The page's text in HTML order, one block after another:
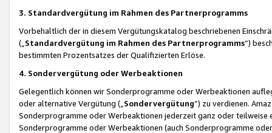
3. Standardvergütung im Rahmen des Partnerprogramms
Vorbehaltlich der in diesem Vergütungskatalog beschriebenen
(„ Standardvergütung im Rahmen des Partnerprogramms“)
bestimmten Prozentsatzes der Qualifizierten Erlöse.
4. Sondervergütung oder Werbeaktionen
Gelegentlich können wir Sonderprogramme oder Werbeaktionen
oder alternative Vergütung („ Sondervergütung”) zu verdienen.
Sonderprogramme oder Werbeaktionen jederzeit ganz oder
Sonderprogramme oder Werbeaktionen (auch Sonderprogramme